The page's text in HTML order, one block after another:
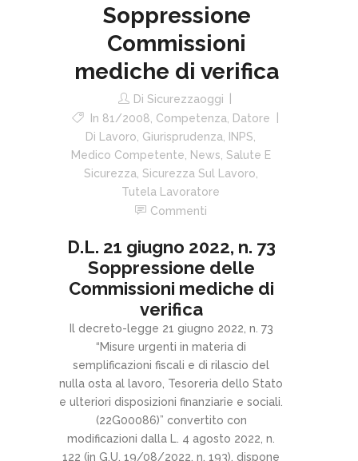
Soppressione
Commissioni
mediche di verifica
Di Sicurezzaoggi
In 81/2008, Competenza, Datore
Di Lavoro, Giurisprudenza, INPS,
Medico Competente, News, Salute E
Sicurezza, Sicurezza Sul Lavoro,
Tutela Lavoratore
Commenti
D.L. 21 giugno 2022, n. 73
Soppressione delle
Commissioni mediche di
verifica
Il decreto-legge 21 giugno 2022, n. 73
“Misure urgenti in materia di
semplificazioni fiscali e di rilascio del
nulla osta al lavoro, Tesoreria dello Stato
e ulteriori disposizioni finanziarie e sociali.
(22G00086)” convertito con
modificazioni dalla L. 4 agosto 2022, n.
122 (in G.U. 19/08/2022, n. 193), dispone